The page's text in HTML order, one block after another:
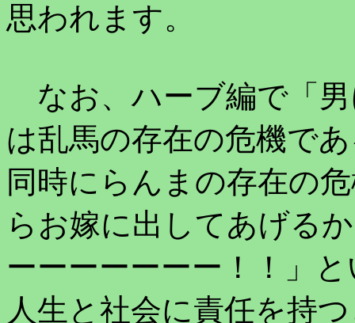
思われます。
なお、ハーブ編で「
は乱馬の存在の危機で
同時にらんまの存在の
らお嫁に出してあげる
ーーーーーーー！！」
人生と社会に責任を持